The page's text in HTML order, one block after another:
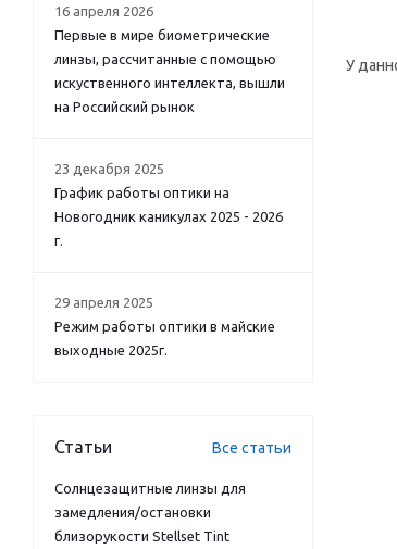
У
16 апреля 2026
Первые в мире биометрические
линзы, рассчитанные с помощью
искуственного интеллекта, вышли
на Российский рынок
23 декабря 2025
График работы оптики на
Новогодник каникулах 2025 - 2026
г.
29 апреля 2025
Режим работы оптики в майские
выходные 2025г.
Статьи Все статьи
Солнцезащитные линзы для
замедления/остановки
близорукости Stellset Tint